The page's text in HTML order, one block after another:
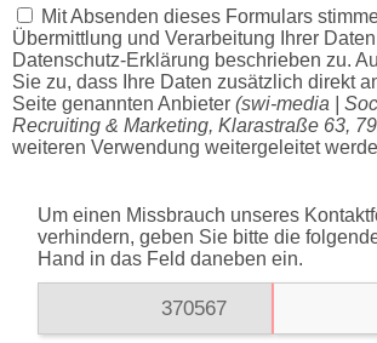
Mit Absenden dieses Formulars
Übermittlung und Verarbeitung Ihrer
Datenschutz-Erklärung beschrieben zu.
Sie zu, dass Ihre Daten zusätzlich direkt
Seite genannten Anbieter (swi-media |
Recruiting & Marketing, Klarastraße 63,
weiteren Verwendung weitergeleitet
Um einen Missbrauch unseres
verhindern, geben Sie bitte die
Hand in das Feld daneben ein.
370567